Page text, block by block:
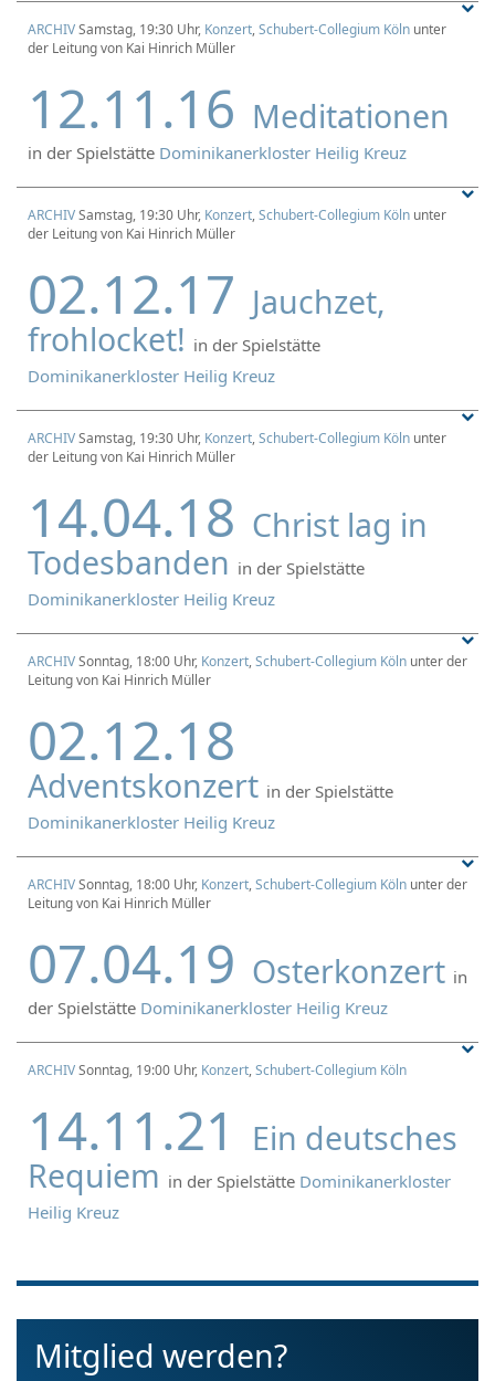
ARCHIVSamstag, 19:30 Uhr, Konzert,Schubert-Collegium Köln unter
der Leitung von Kai Hinrich Müller
12.11.16 Meditationen
in der Spielstätte Dominikanerkloster Heilig Kreuz
ARCHIVSamstag, 19:30 Uhr, Konzert,Schubert-Collegium Köln unter
der Leitung von Kai Hinrich Müller
02.12.17 Jauchzet,
frohlocket! in der Spielstätte
Dominikanerkloster Heilig Kreuz
ARCHIVSamstag, 19:30 Uhr, Konzert,Schubert-Collegium Köln unter
der Leitung von Kai Hinrich Müller
14.04.18 Christ lag in
Todesbanden in der Spielstätte
Dominikanerkloster Heilig Kreuz
ARCHIVSonntag, 18:00 Uhr, Konzert,Schubert-Collegium Köln unter der
Leitung von Kai Hinrich Müller
02.12.18
Adventskonzert in der Spielstätte
Dominikanerkloster Heilig Kreuz
ARCHIVSonntag, 18:00 Uhr, Konzert,Schubert-Collegium Köln unter der
Leitung von Kai Hinrich Müller
07.04.19 Osterkonzert in
der Spielstätte Dominikanerkloster Heilig Kreuz
ARCHIVSonntag, 19:00 Uhr, Konzert,Schubert-Collegium Köln
14.11.21
Ein deutsches
Requiem in der Spielstätte Dominikanerkloster
Heilig Kreuz
Mitglied werden?